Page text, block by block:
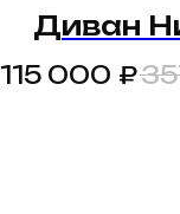
Диван
115 000 ₽